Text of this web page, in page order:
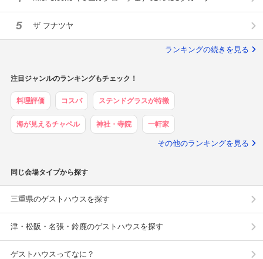
5 ザ フナツヤ
ランキングの続きを見る
注目ジャンルのランキングもチェック！
料理評価 コスパ ステンドグラスが特徴
海が見えるチャペル 神社・寺院 一軒家
その他のランキングを見る
同じ会場タイプから探す
三重県のゲストハウスを探す
津・松阪・名張・鈴鹿のゲストハウスを探す
ゲストハウスってなに？